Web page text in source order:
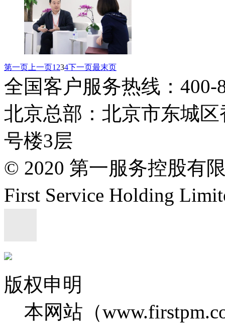
第一页 上一页1 234下一页最末页
全国客户服务热线：400-
北京总部：北京市东城
号楼3层
© 2020 第一服务控股有
First Service Holding
版权申明
本网站（